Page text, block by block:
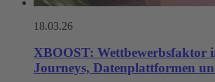
18.03.26
XBOOST: Wettbewerbsfaktor
Journeys, Datenplattformen